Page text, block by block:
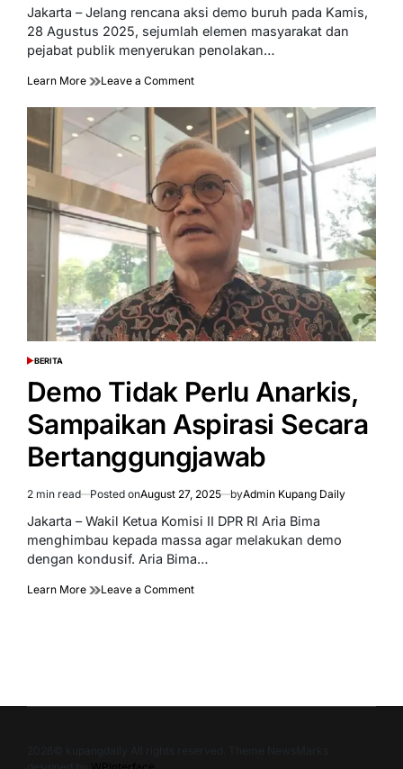
read
time
Jakarta – Jelang rencana aksi demo buruh pada Kamis,
28 Agustus 2025, sejumlah elemen masyarakat dan
pejabat publik menyerukan penolakan…
Learn More Leave a Commenton
Demo
28
Agustus
Anarkis,
Waspada
Ditunggangi
Kelompok
Kepentingan
POSTED
BERITA
Demo Tidak Perlu Anarkis,
Sampaikan Aspirasi Secara
Bertanggungjawab
Estimated
read
2 min read Posted onAugust 27, 2025 byAdmin Kupang Daily
Jakarta – Wakil Ketua Komisi II DPR RI Aria Bima
menghimbau kepada massa agar melakukan demo
dengan kondusif. Aria Bima…
Learn More Leave a Commenton